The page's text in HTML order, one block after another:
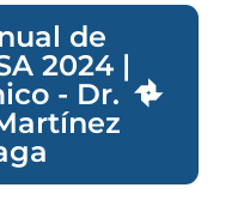
de
2024 |
- Dr.